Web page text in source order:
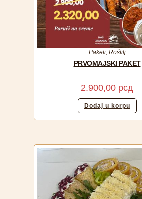
Paketi, Roštilj
PRVOMAJSKI PAKET
2.900,00 рсд
Dodaj u korpu